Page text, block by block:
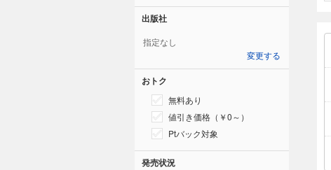
出版社
指定なし
変更する
おトク
無料あり
値引き価格（￥0～）
Ptバック対象
発売状況